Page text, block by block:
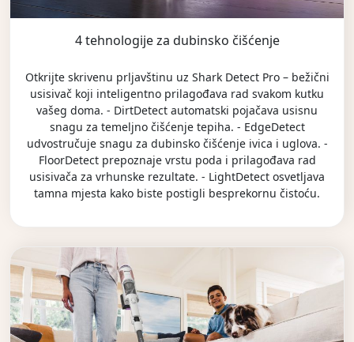
4 tehnologije za dubinsko čišćenje
Otkrijte skrivenu prljavštinu uz Shark Detect Pro – bežični
usisivač koji inteligentno prilagođava rad svakom kutku
vašeg doma. - DirtDetect automatski pojačava usisnu
snagu za temeljno čišćenje tepiha. - EdgeDetect
udvostručuje snagu za dubinsko čišćenje ivica i uglova. -
FloorDetect prepoznaje vrstu poda i prilagođava rad
usisivača za vrhunske rezultate. - LightDetect osvetljava
tamna mjesta kako biste postigli besprekornu čistoću.